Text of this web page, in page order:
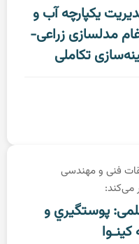
یکپارچه آب و
مدلسازی زراعی-
تکاملی
فنی و مهندسی
می‌کند:
پوستگیري و